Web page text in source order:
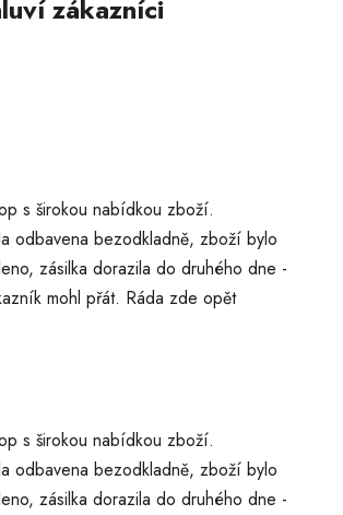
je 5 z 5 hvězdiček.
je 5 z 5 hvězdiček.
s širokou nabídkou zboží.
odbavena bezodkladně, zboží bylo
zásilka dorazila do druhého dne -
mohl přát. Ráda zde opět
je 5 z 5 hvězdiček.
s širokou nabídkou zboží.
odbavena bezodkladně, zboží bylo
zásilka dorazila do druhého dne -